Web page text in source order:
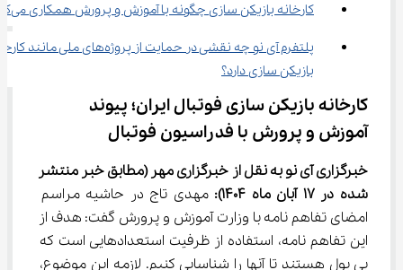
کارخانه بازیکن سازی چگونه با آموزش و پرورش همکاری می‌کند؟
پلتفرم آی ‌نو چه نقشی در حمایت از پروژه‌های ملی
بازیکن سازی دارد؟
کارخانه بازیکن سازی فوتبال ایران؛ پیوند
آموزش و پرورش با فدراسیون فوتبال
خبرگزاری آی نو به نقل از خبرگزاری مهر (مطابق خبر منتشر
شده در 17
آبان ماه 1404) : مهدی تاج در حاشیه مراسم
امضای تفاهم نامه با وزارت آموزش و پرورش گفت: هدف از
این تفاهم نامه، استفاده از ظرفیت استعدادهایی است که
بی پول هستند تا آنها را شناسایی کنیم. لازمه این موضوع،